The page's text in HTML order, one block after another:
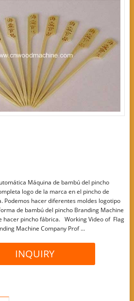
Máquina de bambú del pincho
logo de la marca en el pincho de
Podemos hacer diferentes moldes logotipo
de bambú del pincho Branding Machine
hacer pincho fábrica. Working Video of Flag
Machine Company Prof ...
INQUIRY